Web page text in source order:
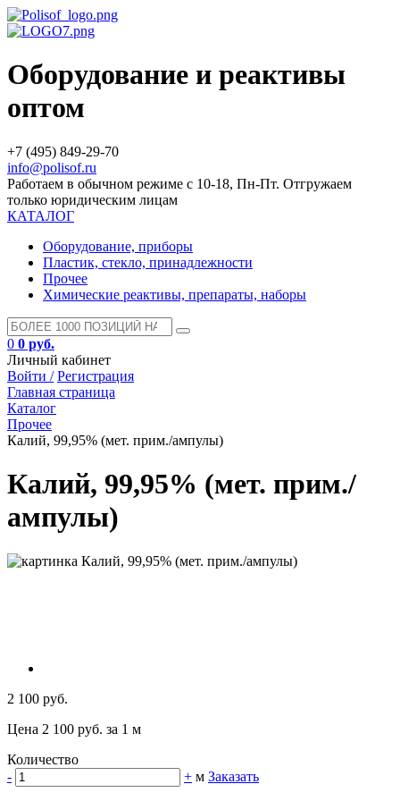
Оборудование и реактивы
оптом
+7 (495) 849-29-70
info@polisof.ru
Работаем в обычном режиме с 10-18, Пн-Пт. Отгружаем
только юридическим лицам
КАТАЛОГ
Оборудование, приборы
Пластик, стекло, принадлежности
Прочее
Химические реактивы, препараты, наборы
0 0 руб.
Личный кабинет
Войти / Регистрация
Главная страница
Каталог
Прочее
Калий, 99,95% (мет. прим./ампулы)
Калий, 99,95% (мет. прим./
ампулы)
2 100 руб.
Цена 2 100 руб. за 1 м
Количество
-
+ м Заказать